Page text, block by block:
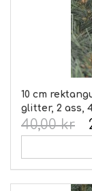
10 cm
glitter, 2 ass,
40,00 kr